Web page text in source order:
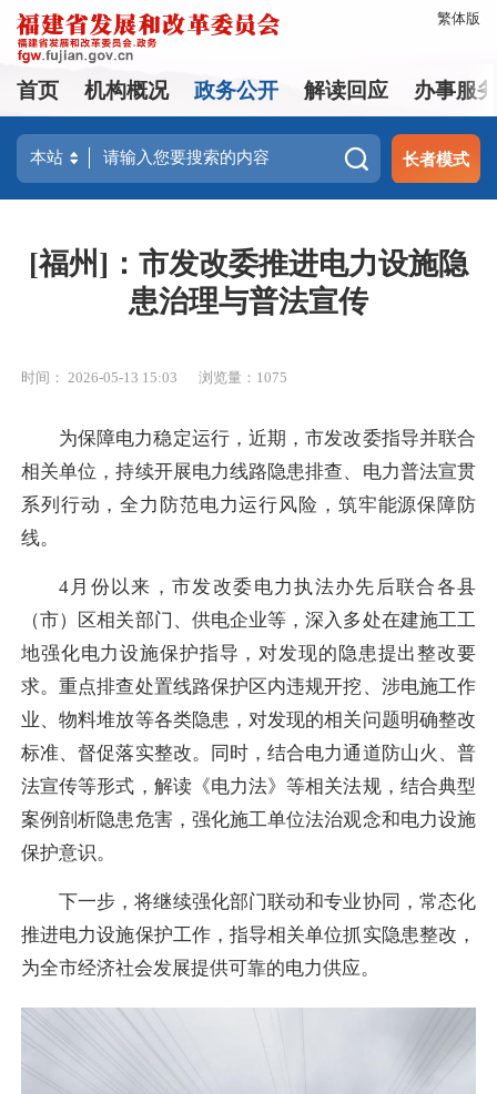
繁体版
首页 机构概况 政务公开 解读回应 办事服
长者模式
[福州]：市发改委推进电力设施隐
患治理与普法宣传
时间： 2026-05-13 15:03 浏览量：1075
为保障电力稳定运行，近期，市发改委指导并联合
相关单位，持续开展电力线路隐患排查、电力普法宣贯
系列行动，全力防范电力运行风险，筑牢能源保障防
线。
4月份以来，市发改委电力执法办先后联合各县
（市）区相关部门、供电企业等，深入多处在建施工工
地强化电力设施保护指导，对发现的隐患提出整改要
求。重点排查处置线路保护区内违规开挖、涉电施工作
业、物料堆放等各类隐患，对发现的相关问题明确整改
标准、督促落实整改。同时，结合电力通道防山火、普
法宣传等形式，解读《电力法》等相关法规，结合典型
案例剖析隐患危害，强化施工单位法治观念和电力设施
保护意识。
下一步，将继续强化部门联动和专业协同，常态化
推进电力设施保护工作，指导相关单位抓实隐患整改，
为全市经济社会发展提供可靠的电力供应。